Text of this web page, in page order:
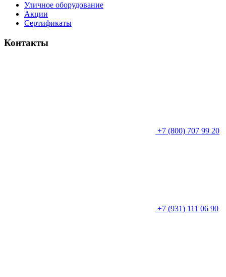
Уличное оборудование
Акции
Сертификаты
Контакты
+7 (800) 707 99 20
+7 (931) 111 06 90